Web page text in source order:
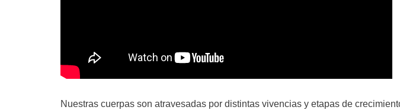
Nuestras cuerpas son atravesadas por distintas vivencias y etapas de